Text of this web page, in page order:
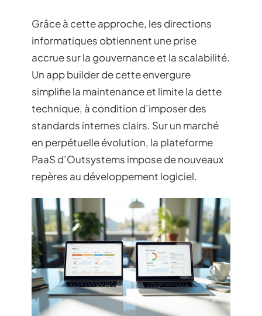
Grâce à cette approche, les directions
informatiques obtiennent une prise
accrue sur la gouvernance et la scalabilité.
Un app builder de cette envergure
simplifie la maintenance et limite la dette
technique, à condition d’imposer des
standards internes clairs. Sur un marché
en perpétuelle évolution, la plateforme
PaaS d’Outsystems impose de nouveaux
repères au développement logiciel.